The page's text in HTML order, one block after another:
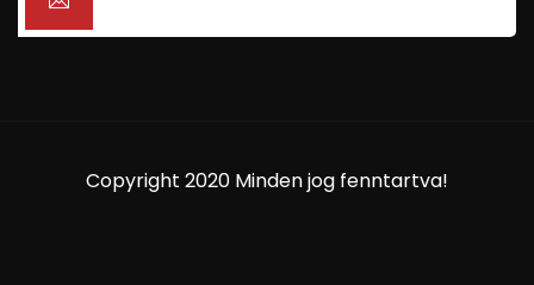
Copyright 2020 Minden jog fenntartva!